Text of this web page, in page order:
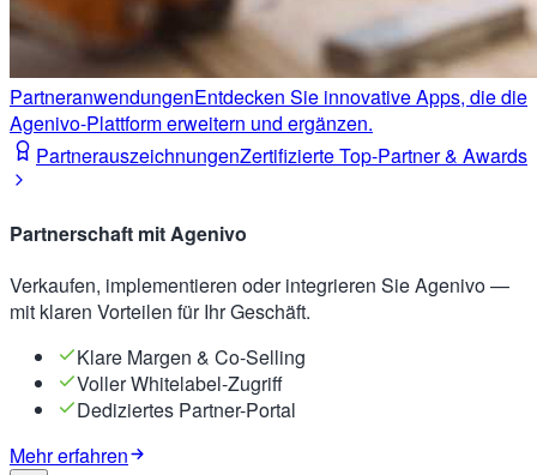
PartneranwendungenEntdecken Sie innovative Apps, die die
Agenivo-Plattform erweitern und ergänzen.
PartnerauszeichnungenZertifizierte Top-Partner & Awards
Partnerschaft mit Agenivo
Verkaufen, implementieren oder integrieren Sie Agenivo —
mit klaren Vorteilen für Ihr Geschäft.
Klare Margen & Co-Selling
Voller Whitelabel-Zugriff
Dediziertes Partner-Portal
Mehr erfahren